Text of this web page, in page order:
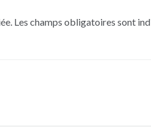
Les champs obligatoires sont